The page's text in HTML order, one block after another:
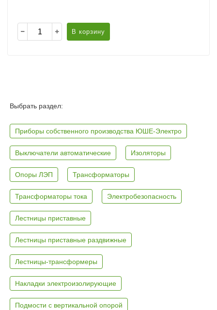
В корзину
Выбрать раздел:
Приборы собственного производства ЮШЕ-Электро
Выключатели автоматические Изоляторы
Опоры ЛЭП Трансформаторы
Трансформаторы тока Электробезопасность
Лестницы приставные
Лестницы приставные раздвижные
Лестницы-трансформеры
Накладки электроизолирующие
Подмости с вертикальной опорой